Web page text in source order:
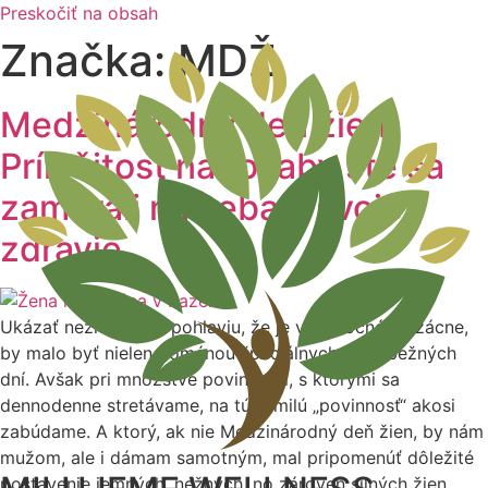
Preskočiť na obsah
Značka:MDŽ
Medzinárodný deň žien:
Príležitosť na to, aby ste sa
zamerali na seba a svoje
zdravie
Ukázať nežnejšiemu pohlaviu, že je výnimočné a vzácne,
by malo byť nielen doménou špeciálnych, ale i bežných
dní. Avšak pri množstve povinností, s ktorými sa
dennodenne stretávame, na túto milú „povinnosť“ akosi
zabúdame. A ktorý, ak nie Medzinárodný deň žien, by nám
mužom, ale i dámam samotným, mal pripomenúť dôležité
postavenie jemných, nežných, no zároveň silných žien